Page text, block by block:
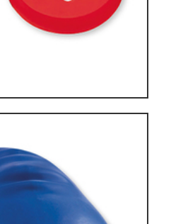
Klettern & Bouldern
Spielgeräte • Psychomotorik
Tennis • Tischtennis
Therapiebedarf
Training • Vereinsbedarf